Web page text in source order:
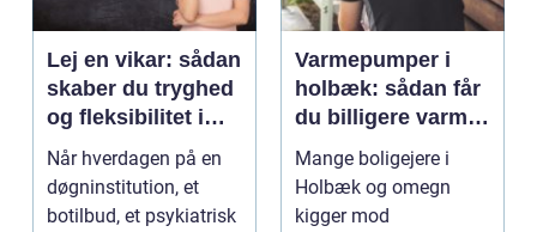
Lej en vikar: sådan
skaber du tryghed
og fleksibilitet i
hverdagen
Når hverdagen på en
døgninstitution, et
botilbud, et psykiatrisk
Varmepumper i
holbæk: sådan får
du billigere varme
og bedre
indeklima
Mange boligejere i
Holbæk og omegn
kigger mod